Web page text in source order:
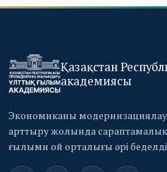
Қазақстан
академиясы
Экономиканы модернизациялау
арттыру жолында
ғылыми ой орталығы әрі